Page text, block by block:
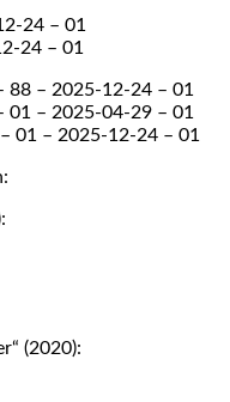
24 – 01
24 – 01
88 – 2025-12-24 – 01
01 – 2025-04-29 – 01
01 – 2025-12-24 – 01
(2020):